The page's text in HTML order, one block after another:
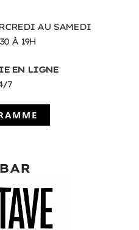
AU SAMEDI
À 19H
EN LIGNE
7